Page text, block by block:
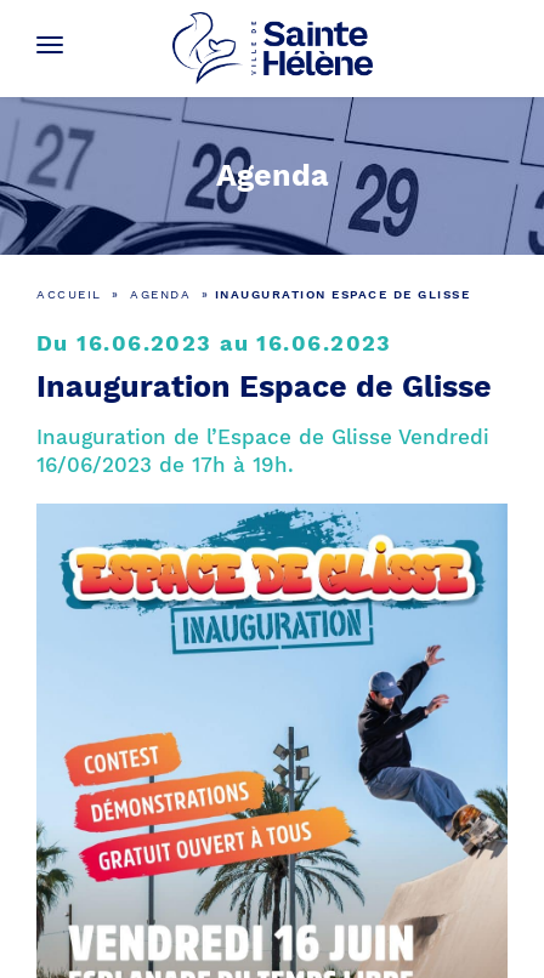
Agenda
ACCUEIL » AGENDA » INAUGURATION ESPACE DE GLISSE
Du 16.06.2023 au 16.06.2023
Inauguration Espace de Glisse
Inauguration de l’Espace de Glisse Vendredi
16/06/2023 de 17h à 19h.